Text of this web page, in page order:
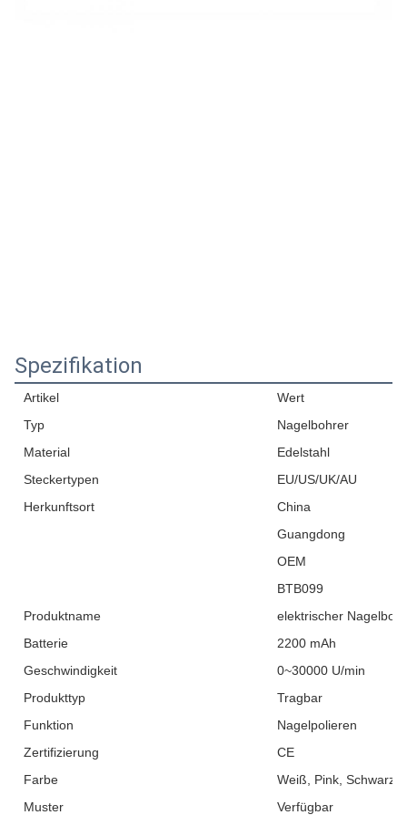
Spezifikation
Artikel
Wert
Typ
Nagelbohrer
Material
Edelstahl
Steckertypen
EU/US/UK/AU
Herkunftsort
China
Guangdong
OEM
BTB099
Produktname
elektrischer
Batterie
2200 mAh
Geschwindigkeit
0~30000 U/min
Produkttyp
Tragbar
Funktion
Nagelpolieren
Zertifizierung
CE
Farbe
Weiß, Pink, Schwarz
Muster
Verfügbar